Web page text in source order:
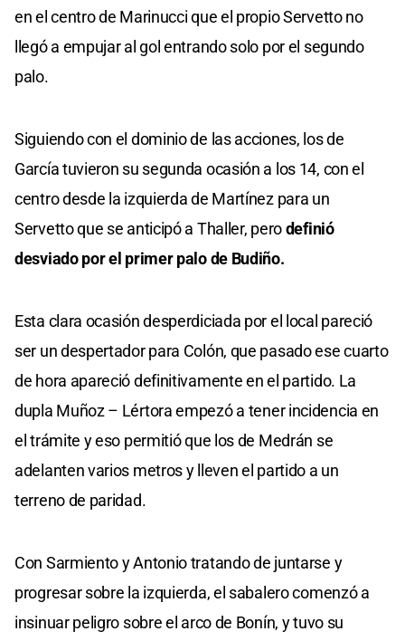
en el centro de Marinucci que el propio Servetto no
llegó a empujar al gol entrando solo por el segundo
palo.
Siguiendo con el dominio de las acciones, los de
García tuvieron su segunda ocasión a los 14, con el
centro desde la izquierda de Martínez para un
Servetto que se anticipó a Thaller, perodefinió
desviado por el primer palo de Budiño.
Esta clara ocasión desperdiciada por el local pareció
ser un despertador para Colón, que pasado ese cuarto
de hora apareció definitivamente en el partido. La
dupla Muñoz – Lértora empezó a tener incidencia en
el trámite y eso permitió que los de Medrán se
adelanten varios metros y lleven el partido a un
terreno de paridad.
Con Sarmiento y Antonio tratando de juntarse y
progresar sobre la izquierda, el sabalero comenzó a
insinuar peligro sobre el arco de Bonín, y tuvo su